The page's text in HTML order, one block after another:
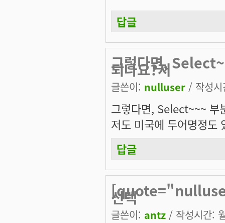
답글
그렇다면,
되나요?저
글쓴이: nulluser / 작성
그렇다면, Select~~~ 부
저도 미국에 두어명정도
답글
선택
글쓴이: antz / 작성시간: